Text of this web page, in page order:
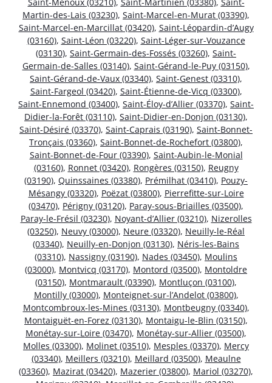
Martin-des-Lais (03230), Saint-Marcel-en-Murat (03390),
Saint-Marcel-en-Marcillat (03420), Saint-Léopardin-d’Augy
(03160), Saint-Léon (03220), Saint-Léger-sur-Vouzance
(03130), Saint-Germain-des-Fossés (03260), Saint-
Germain-de-Salles (03140), Saint-Gérand-le-Puy (03150),
Saint-Gérand-de-Vaux (03340), Saint-Genest (03310),
Saint-Fargeol (03420), Saint-Étienne-de-Vicq (03300),
Saint-Ennemond (03400), Saint-Éloy-d’Allier (03370), Saint-
Didier-la-Forêt (03110), Saint-Didier-en-Donjon (03130),
Saint-Désiré (03370), Saint-Caprais (03190), Saint-Bonnet-
Tronçais (03360), Saint-Bonnet-de-Rochefort (03800),
Saint-Bonnet-de-Four (03390), Saint-Aubin-le-Monial
(03160), Ronnet (03420), Rongères (03150), Reugny
(03190), Quinssaines (03380), Prémilhat (03410), Pouzy-
Mésangy (03320), Poëzat (03800), Pierrefitte-sur-Loire
(03470), Périgny (03120), Paray-sous-Briailles (03500),
Paray-le-Frésil (03230), Noyant-d’Allier (03210), Nizerolles
(03250), Neuvy (03000), Neure (03320), Neuilly-le-Réal
(03340), Neuilly-en-Donjon (03130), Néris-les-Bains
(03310), Nassigny (03190), Nades (03450), Moulins
(03000), Montvicq (03170), Montord (03500), Montoldre
(03150), Montmarault (03390), Montluçon (03100),
Montilly (03000), Monteignet-sur-l’Andelot (03800),
Montcombroux-les-Mines (03130), Montbeugny (03340),
Montaiguët-en-Forez (03130), Montaigu-le-Blin (03150),
Monétay-sur-Loire (03470), Monétay-sur-Allier (03500),
Molles (03300), Molinet (03510), Mesples (03370), Mercy
(03340), Meillers (03210), Meillard (03500), Meaulne
(03360), Mazirat (03420), Mazerier (03800), Mariol (03270),